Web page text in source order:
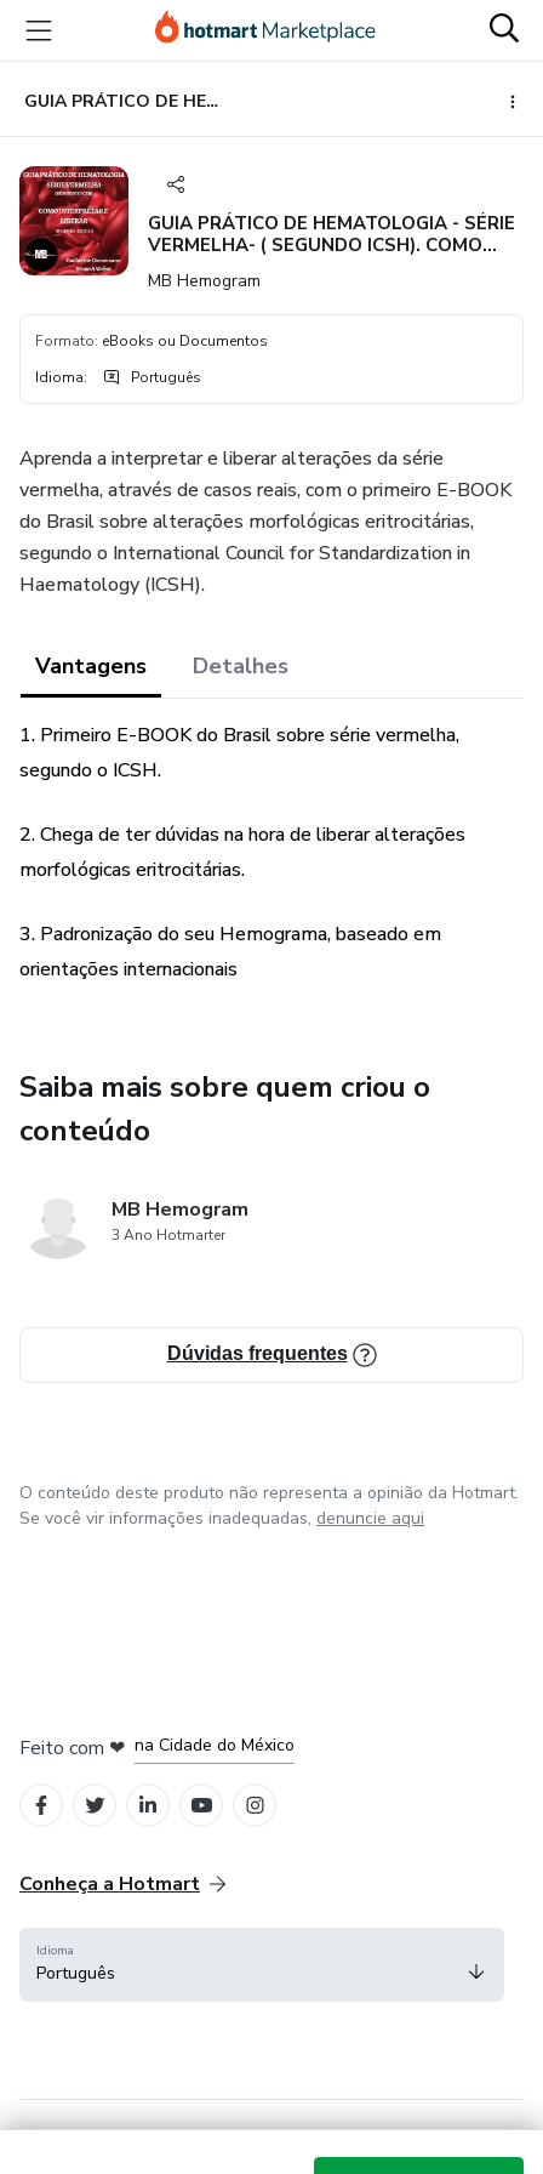
para
conteúdo
principal
para
pagamento
para
rodapé
GUIA PRÁTICO DE HEMATOLOGIA - SÉRIE VERMELHA- ( SEGUNDO ICSH). COMO INTERPRETAR E LIBERAR. SEGUNDA EDIÇÃO.
GUIA PRÁTICO DE HEMATOLOGIA - SÉRIE
VERMELHA- ( SEGUNDO ICSH). COMO
EDIÇÃO.
MB Hemogram
Formato: eBooks ou Documentos
Idioma: Português
Aprenda a interpretar e liberar alterações da série
vermelha, através de casos reais, com o primeiro E-BOOK
do Brasil sobre alterações morfológicas eritrocitárias,
segundo o International Council for Standardization in
Haematology (ICSH).
Vantagens Detalhes
1. Primeiro E-BOOK do Brasil sobre série vermelha,
segundo o ICSH.
2. Chega de ter dúvidas na hora de liberar alterações
morfológicas eritrocitárias.
3. Padronização do seu Hemograma, baseado em
orientações internacionais
Saiba mais sobre quem criou o
conteúdo
MB Hemogram
3 Ano Hotmarter
Dúvidas frequentes
O conteúdo deste produto não representa a opinião da Hotmart.
Se você vir informações inadequadas, denuncie aqui
Feito com ❤ na Cidade do México
Conheça a Hotmart
Idioma
Português